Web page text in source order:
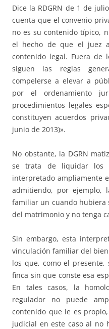
Dice la RDGRN de 1 de
cuenta que el convenio
no es su contenido típico,
el hecho de que el juez
contenido legal. Fuera de
siguen las reglas
compelerse a elevar a
por el ordenamiento
procedimientos legales
constituyen acuerdos
junio de 2013)».
No obstante, la DGRN
se trata de liquidar los
interpretado ampliamente
admitiendo, por ejemplo,
familiar un cuando
del matrimonio y no tenga
Sin embargo, esta
vinculación familiar del
los que, como el
finca sin que conste esa
En tales casos, la
regulador no puede
contenido que le es
judicial en este caso al no